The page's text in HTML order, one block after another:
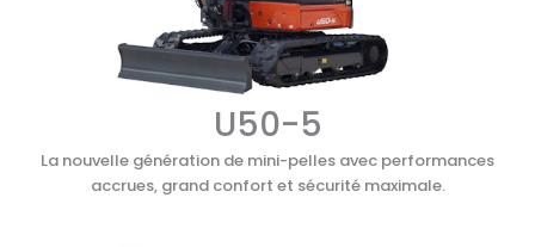
U50-5
La nouvelle génération de mini-pelles avec performances
accrues, grand confort et sécurité maximale.